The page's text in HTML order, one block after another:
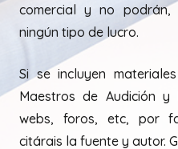
comercial y no podrán,
ningún tipo de lucro.
Si se incluyen
Maestros de Audición
webs, foros, etc, por
citárais la fuente y autor.